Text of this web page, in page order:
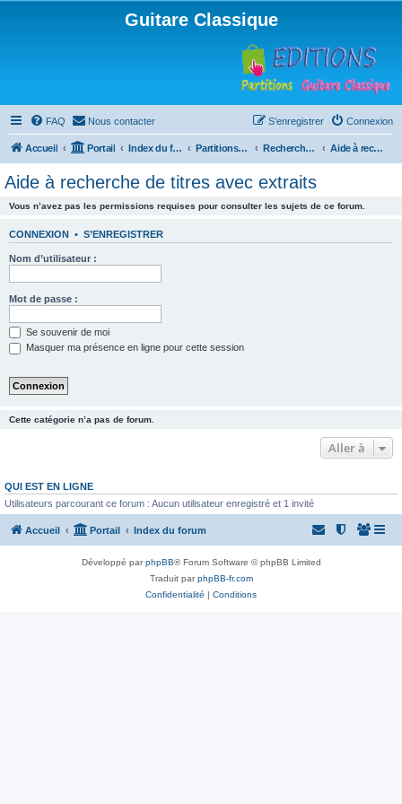
Guitare Classique
FAQ Nous contacter Connexion
S’enregistrer
Accueil Portail Index du forum Partitions pour guitare en libre téléchargement Recherche de ressources musicales Aide à recherche de titres avec extraits
Aide à recherche de titres avec extraits
Vous n’avez pas les permissions requises pour consulter les sujets de ce forum.
CONNEXION • S’ENREGISTRER
Nom d’utilisateur :
Mot de passe :
Se souvenir de moi
Masquer ma présence en ligne pour cette session
Cette catégorie n’a pas de forum.
Aller à
QUI EST EN LIGNE
Utilisateurs parcourant ce forum : Aucun utilisateur enregistré et 1 invité
Accueil Portail Index du forum
Développé parphpBB® Forum Software © phpBB Limited
Traduit parphpBB-fr.com
Confidentialité | Conditions